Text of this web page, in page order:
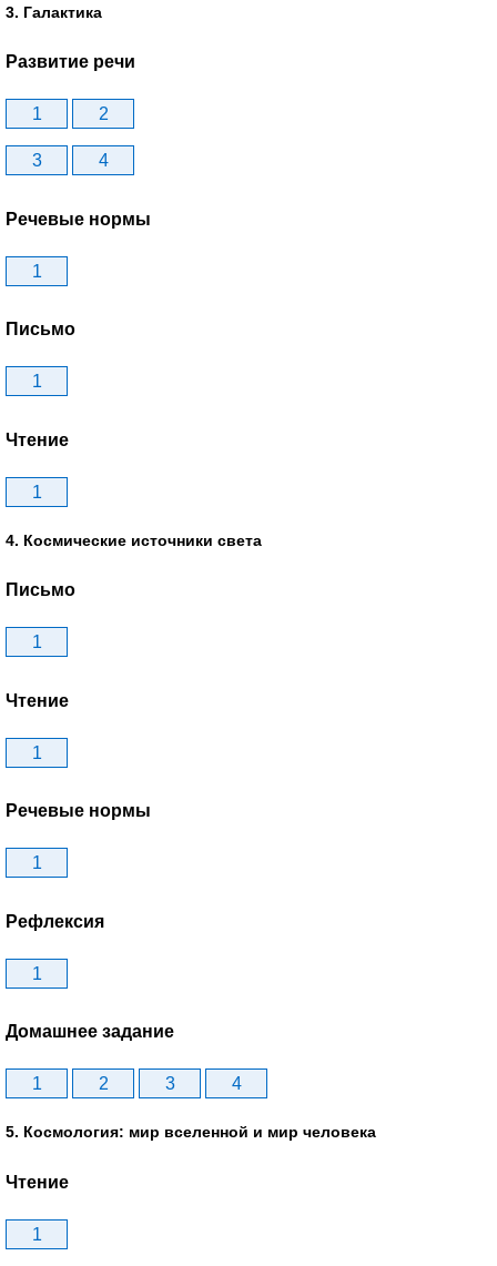
3. Галактика
Развитие речи
1 2
3 4
Речевые нормы
1
Письмо
1
Чтение
1
4. Космические источники света
Письмо
1
Чтение
1
Речевые нормы
1
Рефлексия
1
Домашнее задание
1 2 3 4
5. Космология: мир вселенной и мир человека
Чтение
1